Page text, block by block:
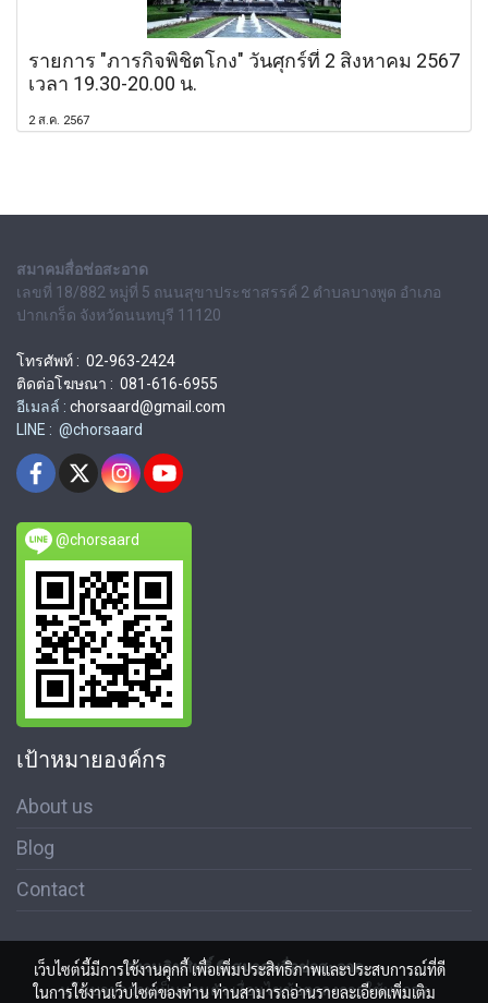
รายการ "ภารกิจพิชิตโกง" วันศุกร์ที่ 2 สิงหาคม 2567
เวลา 19.30-20.00 น.
2 ส.ค. 2567
สมาคมสื่อช่อสะอาด
เลขที่ 18/882 หมู่ที่ 5 ถนนสุขาประชาสรรค์ 2 ตำบลบางพูด อำเภอ
ปากเกร็ด จังหวัดนนทบุรี 11120
โทรศัพท์ : 02-963-2424
ติดต่อโฆษณา : 081-616-6955
อีเมลล์ : chorsaard@gmail.com
LINE : @chorsaard
@chorsaard
เป้าหมายองค์กร
About us
Blog
Contact
สงวนลิขสิทธิ์ © สมาคมสื่อช่อสะอาด
นโนบายความเป็นส่วนตัว เงื่อนไขข้อตกลงการใช้บริการ
เว็บไซต์นี้มีการใช้งานคุกกี้ เพื่อเพิ่มประสิทธิภาพและประสบการณ์ที่ดี
ในการใช้งานเว็บไซต์ของท่าน ท่านสามารถอ่านรายละเอียดเพิ่มเติม